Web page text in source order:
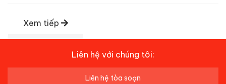
Xem tiếp
Liên hệ với chúng tôi:
Liên hệ tòa soạn